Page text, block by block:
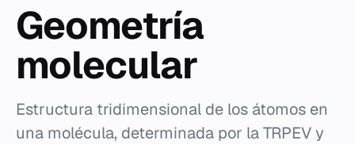
Geometría
molecular
Estructura tridimensional de los átomos en
una molécula, determinada por la TRPEV y